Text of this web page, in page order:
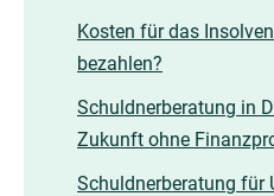
Kosten für das
bezahlen?
Schuldnerberatung in
Zukunft ohne
Schuldnerberatung für